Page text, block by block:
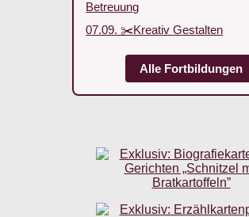
Betreuung
07.09. ✂️Kreativ Gestalten
Alle Fortbildungen